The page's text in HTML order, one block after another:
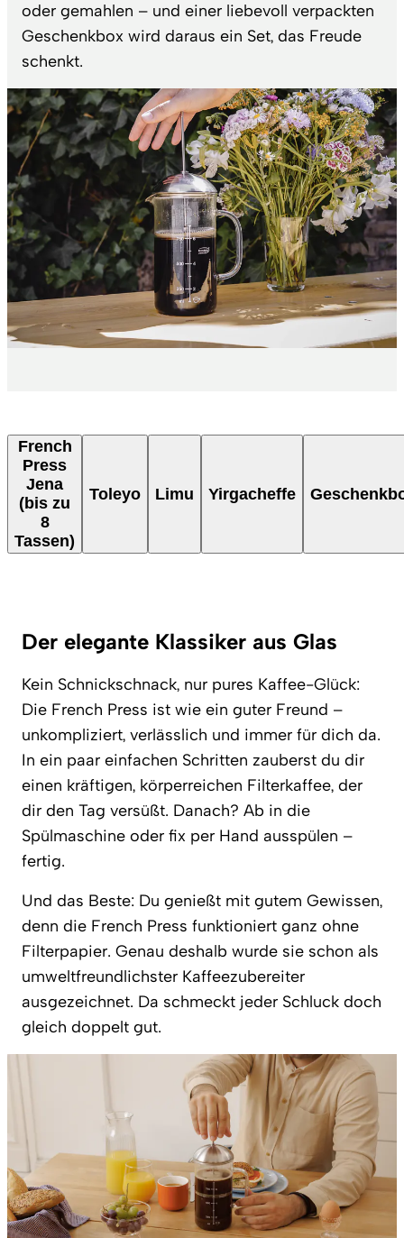
oder gemahlen – und einer liebevoll verpackten
Geschenkbox wird daraus ein Set, das Freude
schenkt.
French
Press
Jena
(bis zu
8
Tassen)
Toleyo Limu Yirgacheffe
Der elegante Klassiker aus Glas
Kein Schnickschnack, nur pures Kaffee-Glück:
Die French Press ist wie ein guter Freund –
unkompliziert, verlässlich und immer für dich da.
In ein paar einfachen Schritten zauberst du dir
einen kräftigen, körperreichen Filterkaffee, der
dir den Tag versüßt. Danach? Ab in die
Spülmaschine oder fix per Hand ausspülen –
fertig.
Und das Beste: Du genießt mit gutem Gewissen,
denn die French Press funktioniert ganz ohne
Filterpapier. Genau deshalb wurde sie schon als
umweltfreundlichster Kaffeezubereiter
ausgezeichnet. Da schmeckt jeder Schluck doch
gleich doppelt gut.